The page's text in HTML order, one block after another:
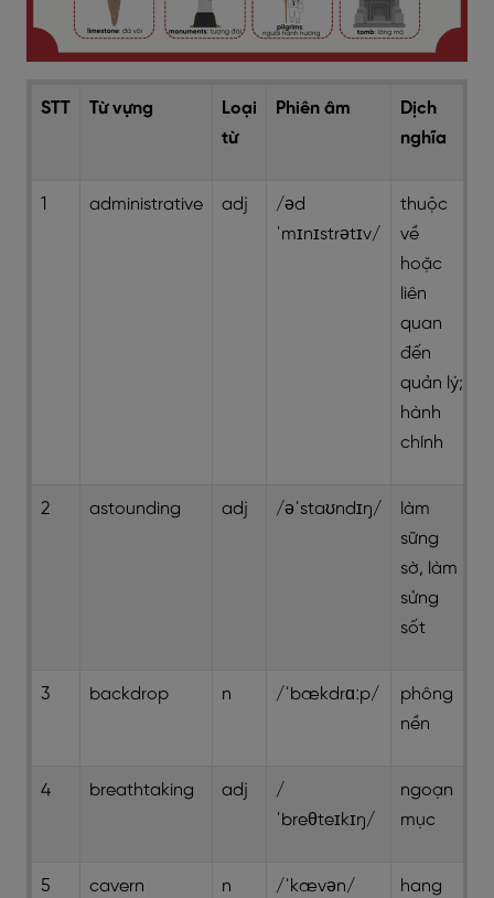
STT Từ vựng
Loại
từ
Phiên âm
Dịch
nghĩa
1 administrative adj
/əd
ˈmɪnɪstrətɪv/
thuộc
về
hoặc
liên
quan
đến
quản lý;
hành
chính
2 astounding adj /əˈstaʊndɪŋ/
làm
sững
sờ, làm
sửng
sốt
3 backdrop n /ˈbækdrɑːp/
phông
nền
4 breathtaking adj
/
ˈbreθteɪkɪŋ/
ngoạn
mục
5 cavern n /ˈkævən/
hang